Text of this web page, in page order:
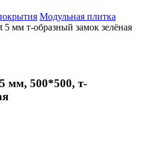
Модульная плитка
5 мм т-образный замок зелёная
мм, 500*500, т-